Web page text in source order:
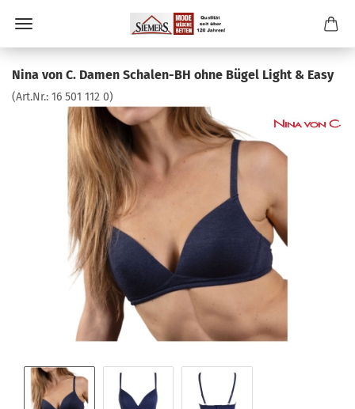
Nina von C. Damen Schalen-BH ohne Bügel Light & Easy
(Art.Nr.: 16 501 112 0)